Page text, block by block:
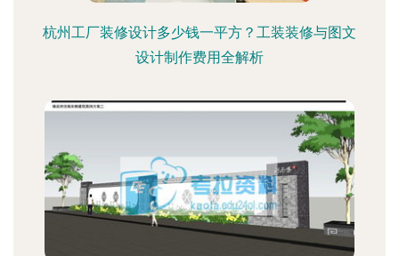
杭州工厂装修设计多少钱一平方？工装装修与图文
设计制作费用全解析